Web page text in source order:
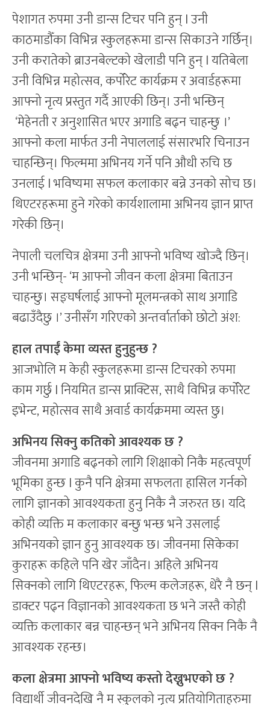
पेशागत रुपमा उनी डान्स टिचर पनि हुन् l उनी
काठमाडौँका विभिन्न स्कुलहरूमा डान्स सिकाउने गर्छिन्।
उनी करातेको ब्राउनबेल्टको खेलाडी पनि हुन् l यतिबेला
उनी विभिन्न महोत्सव, कर्पोरेट कार्यक्रम र अवार्डहरूमा
आफ्नो नृत्य प्रस्तुत गर्दै आएकी छिन्। उनी भन्छिन्
‘मेहेनती र अनुशासित भएर अगाडि बढ्न चाहन्छु ।’
आफ्नो कला मार्फत उनी नेपाललाई संसारभरि चिनाउन
चाहन्छिन्। फिल्ममा अभिनय गर्ने पनि औधी रुचि छ
उनलाई l भविष्यमा सफल कलाकार बन्ने उनको सोच छ।
थिएटरहरूमा हुने गरेको कार्यशालामा अभिनय ज्ञान प्राप्त
गरेकी छिन्।
नेपाली चलचित्र क्षेत्रमा उनी आफ्नो भविष्य खोज्दै छिन्।
उनी भन्छिन्- ‘म आफ्नो जीवन कला क्षेत्रमा बिताउन
चाहन्छु। सङ्घर्षलाई आफ्नो मूलमन्त्रको साथ अगाडि
बढाउँदैछु ।’ उनीसँग गरिएको अन्तर्वार्ताको छोटो अंश:
हाल तपाईं केमा व्यस्त हुनुहुन्छ ?
आजभोलि म केही स्कुलहरूमा डान्स टिचरको रुपमा
काम गर्छु l नियमित डान्स प्राक्टिस, साथै विभिन्न कर्पोरेट
इभेन्ट, महोत्सव साथै अवार्ड कार्यक्रममा व्यस्त छु।
अभिनय सिक्नु कतिको आवश्यक छ ?
जीवनमा अगाडि बढ्नको लागि शिक्षाको निकै महत्वपूर्ण
भूमिका हुन्छ l कुनै पनि क्षेत्रमा सफलता हासिल गर्नको
लागि ज्ञानको आवश्यकता हुनु निकै नै जरुरत छ। यदि
कोही व्यक्ति म कलाकार बन्छु भन्छ भने उसलाई
अभिनयको ज्ञान हुनु आवश्यक छ। जीवनमा सिकेका
कुराहरू कहिले पनि खेर जाँदैन। अहिले अभिनय
सिक्नको लागि थिएटरहरू, फिल्म कलेजहरू, धेरै नै छन् l
डाक्टर पढ्न विज्ञानको आवश्यकता छ भने जस्तै कोही
व्यक्ति कलाकार बन्न चाहन्छन् भने अभिनय सिक्न निकै नै
आवश्यक रहन्छ।
कला क्षेत्रमा आफ्नो भविष्य कस्तो देख्नुभएको छ ?
विद्यार्थी जीवनदेखि नै म स्कुलको नृत्य प्रतियोगिताहरुमा